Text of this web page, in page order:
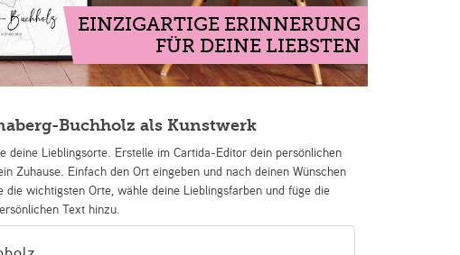
EINZIGARTIGE ERINNERUNG
FÜR DEINE LIEBSTEN
Buchholz als Kunstwerk
deine Lieblingsorte. Erstelle im Cartida-Editor dein persönlichen
Zuhause. Einfach den Ort eingeben und nach deinen Wünschen
die wichtigsten Orte, wähle deine Lieblingsfarben und füge die
Text hinzu.